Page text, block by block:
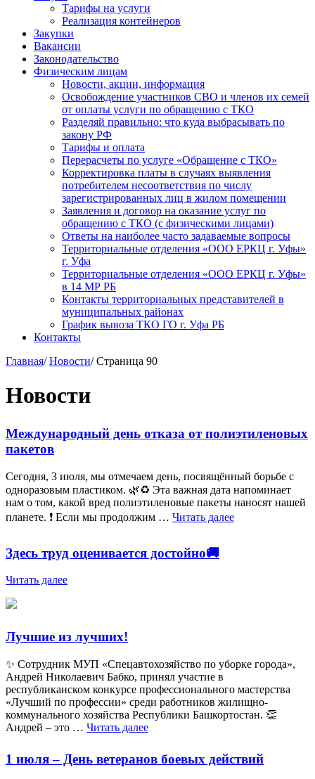
Тарифы на услуги
Реализация контейнеров
Закупки
Вакансии
Законодательство
Физическим лицам
Новости, акции, информация
Освобождение участников СВО и членов их семей
от оплаты услуги по обращению с ТКО
Разделяй правильно: что куда выбрасывать по
закону РФ
Тарифы и оплата
Перерасчеты по услуге «Обращение с ТКО»
Корректировка платы в случаях выявления
потребителем несоответствия по числу
зарегистрированных лиц в жилом помещении
Заявления и договор на оказание услуг по
обращению с ТКО (с физическими лицами)
Ответы на наиболее часто задаваемые вопросы
Территориальные отделения «ООО ЕРКЦ г. Уфы»
г. Уфа
Территориальные отделения «ООО ЕРКЦ г. Уфы»
в 14 МР РБ
Контакты территориальных представителей в
муниципальных районах
График вывоза ТКО ГО г. Уфа РБ
Контакты
Главная/ Новости/Страница 90
Новости
Международный день отказа от полиэтиленовых
пакетов
Сегодня, 3 июля, мы отмечаем день, посвящённый борьбе с
одноразовым пластиком. 🌿♻ Эта важная дата напоминает
нам о том, какой вред полиэтиленовые пакеты наносят нашей
планете. ❗ Если мы продолжим … Читать далее
Здесь труд оценивается достойно🚚
Читать далее
Лучшие из лучших!
✨ Сотрудник МУП «Спецавтохозяйство по уборке города»,
Андрей Николаевич Бабко, принял участие в
республиканском конкурсе профессионального мастерства
«Лучший по профессии» среди работников жилищно-
коммунального хозяйства Республики Башкортостан. 👏
Андрей – это … Читать далее
1 июля – День ветеранов боевых действий